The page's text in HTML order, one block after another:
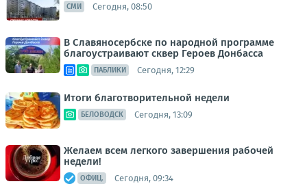
СМИ Сегодня, 08:50
В Славяносербске по народной программе
благоустраивают сквер Героев Донбасса
ПАБЛИКИ Сегодня, 12:29
Итоги благотворительной недели
БЕЛОВОДСК Сегодня, 13:09
Желаем всем легкого завершения рабочей
недели!
ОФИЦ. Сегодня, 09:34